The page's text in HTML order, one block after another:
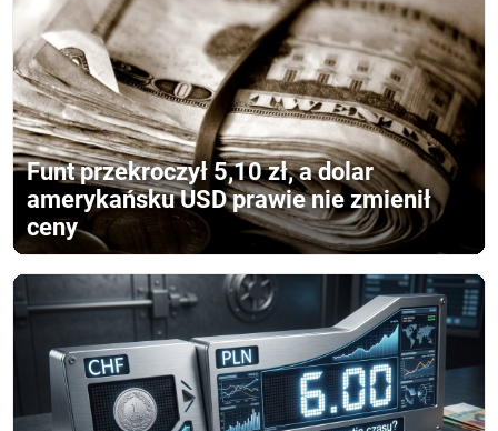
Funt przekroczył 5,10 zł, a dolar
amerykańsku USD prawie nie zmienił
ceny